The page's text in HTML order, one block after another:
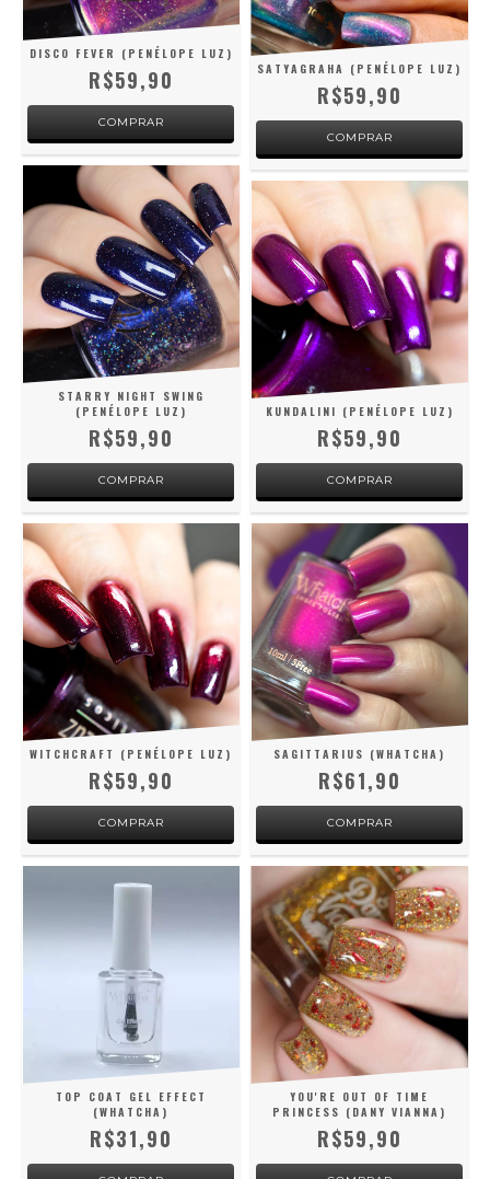
DISCO FEVER (PENÉLOPE LUZ)
R$59,90 SATYAGRAHA (PENÉLOPE LUZ)
R$59,90
STARRY NIGHT SWING
(PENÉLOPE LUZ)
R$59,90
KUNDALINI (PENÉLOPE LUZ)
R$59,90
WITCHCRAFT (PENÉLOPE LUZ)
R$59,90
SAGITTARIUS (WHATCHA)
R$61,90
TOP COAT GEL EFFECT
(WHATCHA)
R$31,90
YOU'RE OUT OF TIME
PRINCESS (DANY VIANNA)
R$59,90